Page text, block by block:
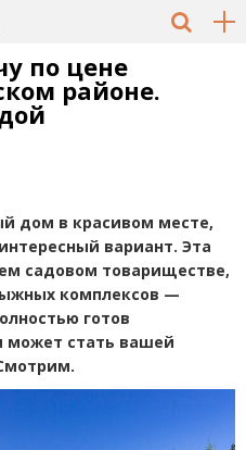
по цене
районе.
дом в красивом месте,
вариант. Эта
садовом товариществе,
комплексов —
готов
может стать вашей